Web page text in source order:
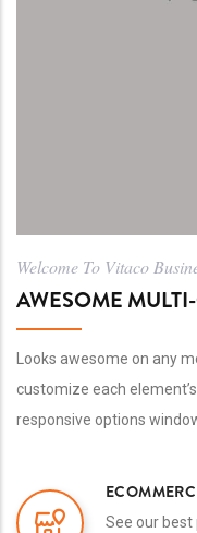
Welcome To Vitaco
AWESOME
Looks awesome on any
customize each
responsive options
See our best